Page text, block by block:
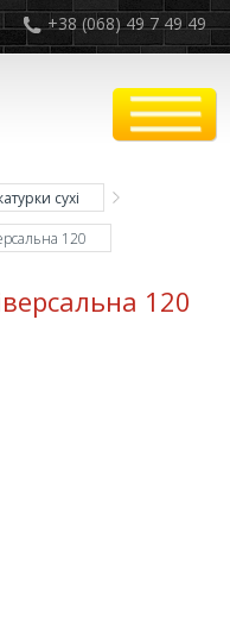
+38 (068) 49 7 49 49
сухі
120
120